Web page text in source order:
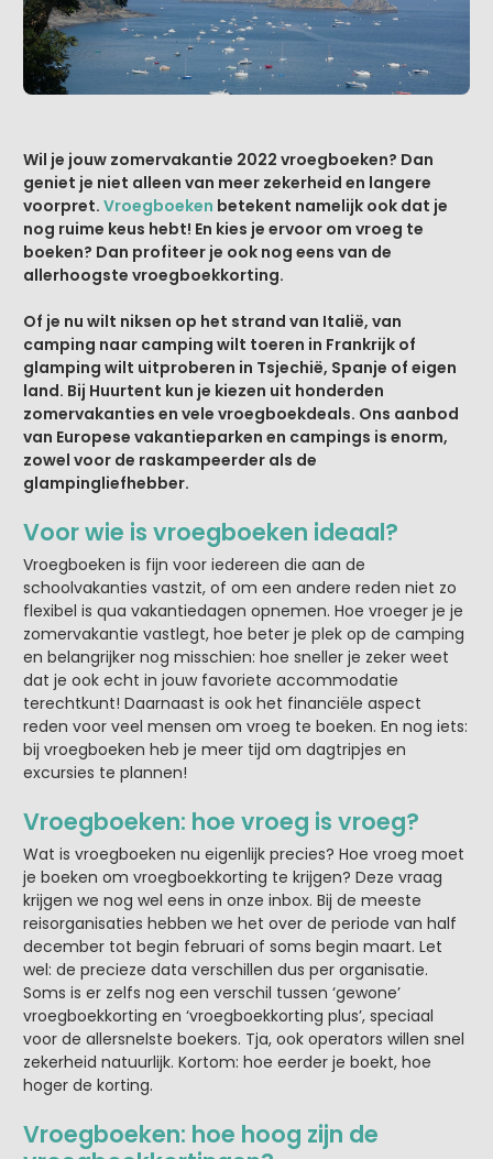
Wil je jouw zomervakantie 2022 vroegboeken? Dan
geniet je niet alleen van meer zekerheid en langere
voorpret. Vroegboeken betekent namelijk ook dat je
nog ruime keus hebt! En kies je ervoor om vroeg te
boeken? Dan profiteer je ook nog eens van de
allerhoogste vroegboekkorting.
Of je nu wilt niksen op het strand van Italië, van
camping naar camping wilt toeren in Frankrijk of
glamping wilt uitproberen in Tsjechië, Spanje of eigen
land. Bij Huurtent kun je kiezen uit honderden
zomervakanties en vele vroegboekdeals. Ons aanbod
van Europese vakantieparken en campings is enorm,
zowel voor de raskampeerder als de
glampingliefhebber.
Voor wie is vroegboeken ideaal?
Vroegboeken is fijn voor iedereen die aan de
schoolvakanties vastzit, of om een andere reden niet zo
flexibel is qua vakantiedagen opnemen. Hoe vroeger je je
zomervakantie vastlegt, hoe beter je plek op de camping
en belangrijker nog misschien: hoe sneller je zeker weet
dat je ook echt in jouw favoriete accommodatie
terechtkunt! Daarnaast is ook het financiële aspect
reden voor veel mensen om vroeg te boeken. En nog iets:
bij vroegboeken heb je meer tijd om dagtripjes en
excursies te plannen!
Vroegboeken: hoe vroeg is vroeg?
Wat is vroegboeken nu eigenlijk precies? Hoe vroeg moet
je boeken om vroegboekkorting te krijgen? Deze vraag
krijgen we nog wel eens in onze inbox. Bij de meeste
reisorganisaties hebben we het over de periode van half
december tot begin februari of soms begin maart. Let
wel: de precieze data verschillen dus per organisatie.
Soms is er zelfs nog een verschil tussen ‘gewone’
vroegboekkorting en ‘vroegboekkorting plus’, speciaal
voor de allersnelste boekers. Tja, ook operators willen snel
zekerheid natuurlijk. Kortom: hoe eerder je boekt, hoe
hoger de korting.
Vroegboeken: hoe hoog zijn de